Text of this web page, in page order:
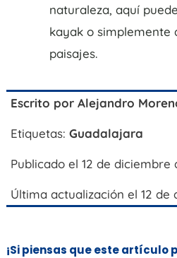
naturaleza, aquí
kayak o simplemente
paisajes.
Escrito por Alejandro
Etiquetas: Guadalajara
Publicado el 12 de diciembre
Última actualización el 12 de
¡Si piensas que este artículo